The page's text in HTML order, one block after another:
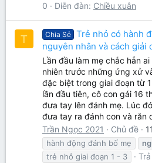
0
Diễn đàn: Chiều xuân
T Chia Sẻ
Trẻ nhỏ có hành
nguyên nhân và cách giải
Lần đầu làm mẹ chắc hẳn
nhiên trước những ứng xử
đặc biệt trong giai đoạn từ
lần đầu tiên, cô con gái 16
đưa tay lên đánh mẹ. Lúc
đưa tay ra đánh con và răn
Trần Ngọc 2021
Chủ đề
hành động đánh bố mẹ
trẻ nhỏ giai đoạn 1 - 3